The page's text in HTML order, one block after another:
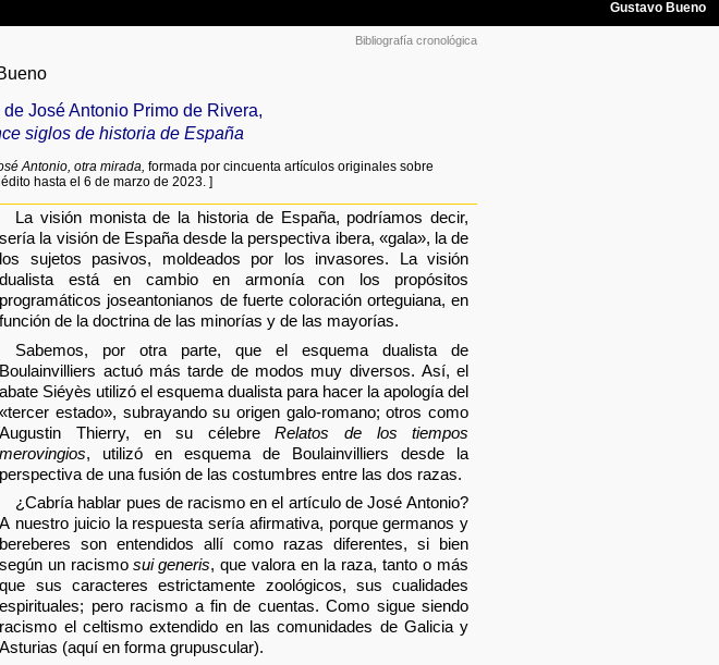
Bibliografía cronológica
José Antonio Primo de Rivera,
siglos de historia de España
Antonio, otra mirada, formada por cincuenta artículos originales sobre
hasta el 6 de marzo de 2023. ]
La visión monista de la historia de España, podríamos decir,
sería la visión de España desde la perspectiva ibera, «gala», la de
los sujetos pasivos, moldeados por los invasores. La visión
dualista está en cambio en armonía con los propósitos
programáticos joseantonianos de fuerte coloración orteguiana, en
función de la doctrina de las minorías y de las mayorías.
Sabemos, por otra parte, que el esquema dualista de
Boulainvilliers actuó más tarde de modos muy diversos. Así, el
abate Siéyès utilizó el esquema dualista para hacer la apología del
«tercer estado», subrayando su origen galo-romano; otros como
Augustin Thierry, en su célebreRelatos de los tiempos
merovingios, utilizó en esquema de Boulainvilliers desde la
perspectiva de una fusión de las costumbres entre las dos razas.
¿Cabría hablar pues de racismo en el artículo de José Antonio?
A nuestro juicio la respuesta sería afirmativa, porque germanos y
bereberes son entendidos allí como razas diferentes, si bien
según un racismosui generis, que valora en la raza, tanto o más
que sus caracteres estrictamente zoológicos, sus cualidades
espirituales; pero racismo a fin de cuentas. Como sigue siendo
racismo el celtismo extendido en las comunidades de Galicia y
Asturias (aquí en forma grupuscular).